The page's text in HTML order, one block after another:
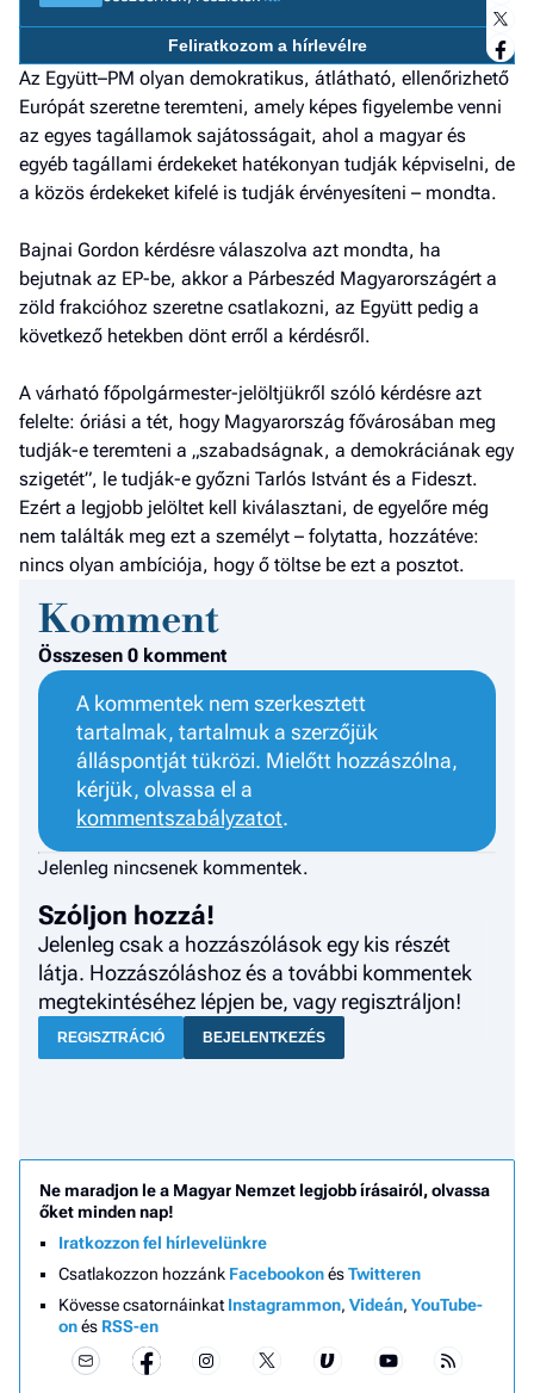
Feliratkozom a hírlevélre
Az Együtt–PM olyan demokratikus, átlátható, ellenőrizhető
Európát szeretne teremteni, amely képes figyelembe venni
az egyes tagállamok sajátosságait, ahol a magyar és
egyéb tagállami érdekeket hatékonyan tudják képviselni, de
a közös érdekeket kifelé is tudják érvényesíteni – mondta.
Bajnai Gordon kérdésre válaszolva azt mondta, ha
bejutnak az EP-be, akkor a Párbeszéd Magyarországért a
zöld frakcióhoz szeretne csatlakozni, az Együtt pedig a
következő hetekben dönt erről a kérdésről.
A várható főpolgármester-jelöltjükről szóló kérdésre azt
felelte: óriási a tét, hogy Magyarország fővárosában meg
tudják-e teremteni a „szabadságnak, a demokráciának egy
szigetét”, le tudják-e győzni Tarlós Istvánt és a Fideszt.
Ezért a legjobb jelöltet kell kiválasztani, de egyelőre még
nem találták meg ezt a személyt – folytatta, hozzátéve:
nincs olyan ambíciója, hogy ő töltse be ezt a posztot.
Komment
Összesen 0 komment
A kommentek nem szerkesztett
tartalmak, tartalmuk a szerzőjük
álláspontját tükrözi. Mielőtt hozzászólna,
kérjük, olvassa el a
kommentszabályzatot.
Jelenleg nincsenek kommentek.
Szóljon hozzá!
Jelenleg csak a hozzászólások egy kis részét
látja. Hozzászóláshoz és a további kommentek
megtekintéséhez lépjen be, vagy regisztráljon!
REGISZTRÁCIÓ BEJELENTKEZÉS
Ne maradjon le a Magyar Nemzet legjobb írásairól, olvassa
őket minden nap!
Iratkozzon fel hírlevelünkre
Csatlakozzon hozzánk FacebookonésTwitteren
Kövesse csatornáinkat Instagrammon, Videán, YouTube-
onés RSS-en